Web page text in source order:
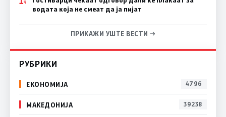
Ч
водата која не смеат да ја пијат
ПРИКАЖИ УШТЕ ВЕСТИ →
РУБРИКИ
ЕКОНОМИЈА 4796
МАКЕДОНИЈА 39238